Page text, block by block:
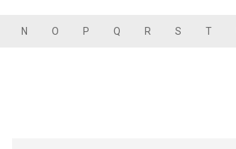
N O P Q R S T